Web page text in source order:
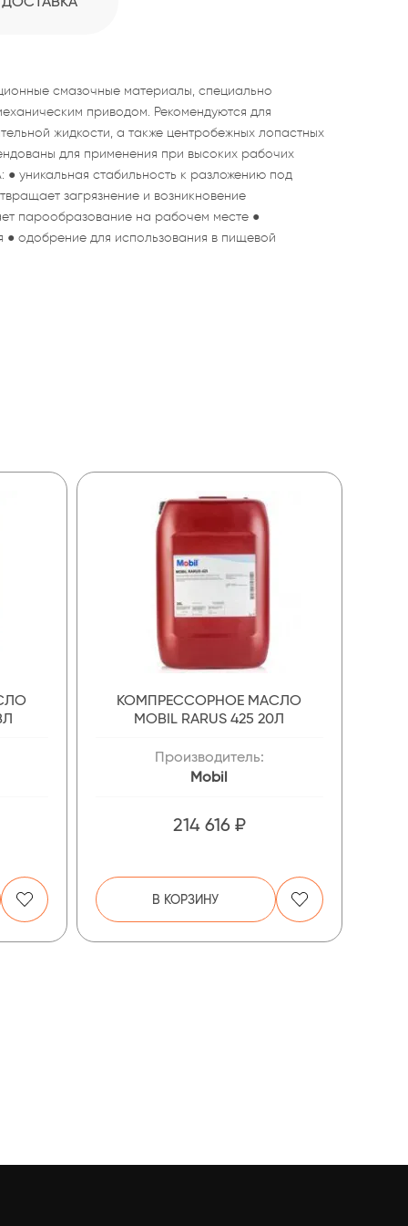
смазочные материалы, специально
приводом. Рекомендуются для
жидкости, а также центробежных лопастных
для применения при высоких рабочих
уникальная стабильность к разложению под
загрязнение и возникновение
парообразование на рабочем месте ●
● одобрение для использования в пищевой
КОМПРЕССОРНОЕ МАСЛО
MOBIL RARUS 425 20Л
Производитель:
Mobil
214 616 ₽
В КОРЗИНУ